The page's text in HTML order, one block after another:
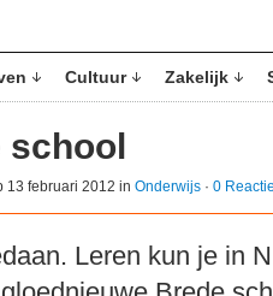
Cultuur Zakelijk
school
13 februari 2012 in Onderwijs · 0
Leren kun je in